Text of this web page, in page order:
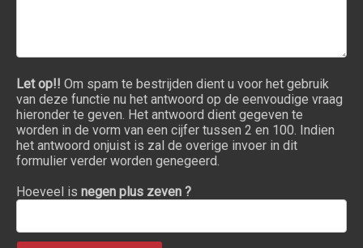
Let op!! Om spam te bestrijden dient u voor het gebruik
van deze functie nu het antwoord op de eenvoudige vraag
hieronder te geven. Het antwoord dient gegeven te
worden in de vorm van een cijfer tussen 2 en 100. Indien
het antwoord onjuist is zal de overige invoer in dit
formulier verder worden genegeerd.
Hoeveel is negen plus zeven ?